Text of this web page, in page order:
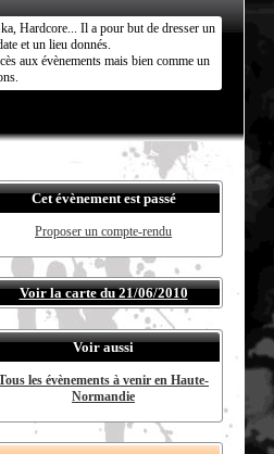
Hardcore... Il a pour but de dresser un
et un lieu donnés.
aux évènements mais bien comme un
Cet évènement est passé
Proposer un compte-rendu
Voir la carte du 21/06/2010
Voir aussi
les évènements à venir en Haute-
Normandie